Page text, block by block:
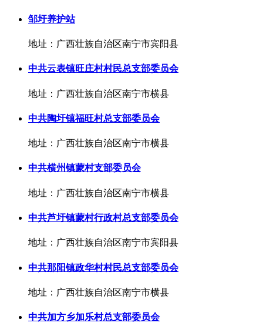
邹圩养护站
地址：广西壮族自治区南宁市宾阳县
中共云表镇旺庄村村民总支部委员会
地址：广西壮族自治区南宁市横县
中共陶圩镇福旺村总支部委员会
地址：广西壮族自治区南宁市横县
中共横州镇蒙村支部委员会
地址：广西壮族自治区南宁市横县
中共芦圩镇蒙村行政村总支部委员会
地址：广西壮族自治区南宁市宾阳县
中共那阳镇政华村村民总支部委员会
地址：广西壮族自治区南宁市横县
中共加方乡加乐村总支部委员会